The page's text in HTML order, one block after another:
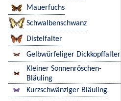
Mauerfuchs
Schwalbenschwanz
Distelfalter
Gelbwürfeliger Dickkopffalter
Kleiner Sonnenröschen-
Bläuling
Kurzschwänziger Bläuling